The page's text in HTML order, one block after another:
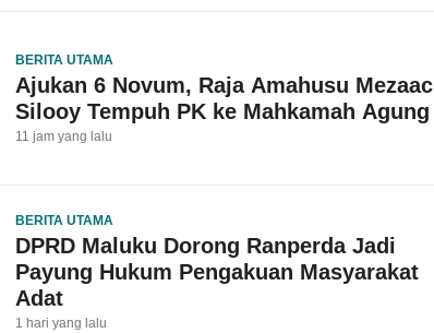
BERITA UTAMA
Ajukan 6 Novum, Raja Amahusu Mezaac
Silooy Tempuh PK ke Mahkamah Agung
11 jam yang lalu
BERITA UTAMA
DPRD Maluku Dorong Ranperda Jadi
Payung Hukum Pengakuan Masyarakat
Adat
1 hari yang lalu